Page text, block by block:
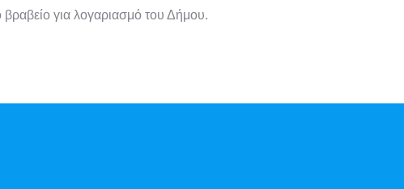
για λογαριασμό του Δήμου.